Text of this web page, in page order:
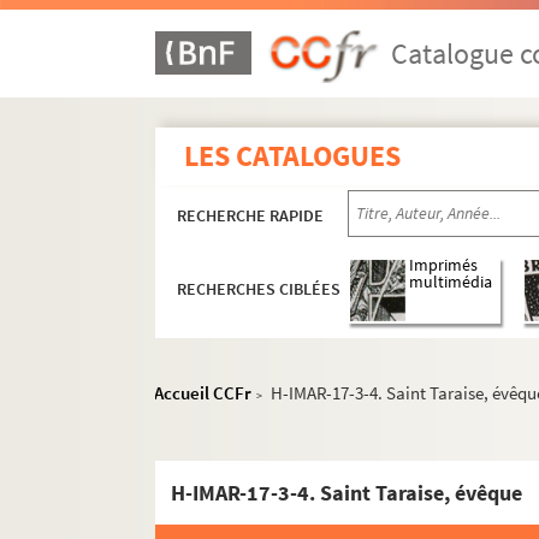
Catalogue
LES CATALOGUES
RECHERCHE RAPIDE
RECHERCHES CIBLÉES
Imprimés
multimédia
Accueil CCFr > H-IMAR-17-3-4. Saint Taraise,
H-IMAR-17-3-4. Saint Taraise, évêque